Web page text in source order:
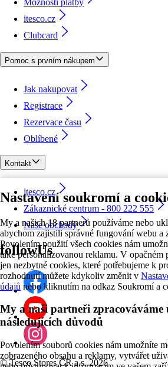
Nastavení soukromí a
My a našich 18 partnerů používáme nebo
abychom zajistili správné fungování webu a
Povolením použití všech cookies nám
také personalizovanou reklamu. V opačném
jen nezbytné cookies, které potřebujeme k
rozhodnutí můžete kdykoliv změnit v
údajů nebo kliknutím na odkaz Soukromí a
My a naši partneři zpracováváme
následujících důvodů
Povolením souborů cookies nám umožníte
zobrazeného obsahu a reklamy, vytvářet
Možnosti platby
itesco.cz
Clubcard
Pomoc s prvním nákupem
Jak nakupovat
Registrace
Rezervace času
Oblíbené
Kontakt
itesco.cz
Zákaznické centrum - 800 222 555
Naše obchody
followUs
©Tesco Stores ČR a.s. 2026